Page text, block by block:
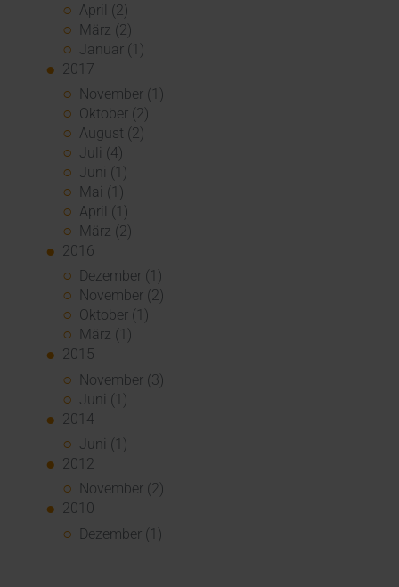
April (2)
März (2)
Januar (1)
2017
November (1)
Oktober (2)
August (2)
Juli (4)
Juni (1)
Mai (1)
April (1)
März (2)
2016
Dezember (1)
November (2)
Oktober (1)
März (1)
2015
November (3)
Juni (1)
2014
Juni (1)
2012
November (2)
2010
Dezember (1)